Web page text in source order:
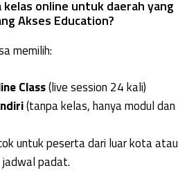
online untuk daerah yang
Akses Education?
memilih:
Class(live session 24 kali)
(tanpa kelas, hanya modul dan
untuk peserta dari luar kota atau
padat.